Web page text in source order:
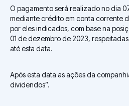
O pagamento será realizado no dia
mediante crédito em conta corrente
por eles indicados, com base na
01 de dezembro de 2023,
até esta data.
Após esta data as ações da
dividendos”.